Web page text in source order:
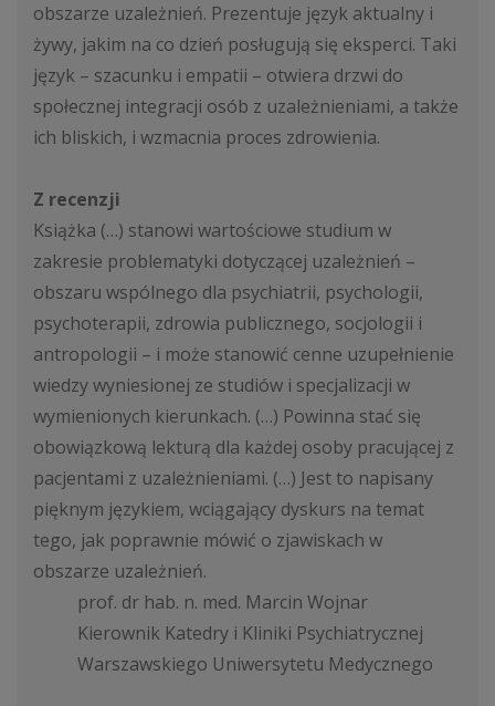
obszarze uzależnień. Prezentuje język aktualny i
żywy, jakim na co dzień posługują się eksperci. Taki
język – szacunku i empatii – otwiera drzwi do
społecznej integracji osób z uzależnieniami, a także
ich bliskich, i wzmacnia proces zdrowienia.
Z recenzji
Książka (…) stanowi wartościowe studium w
zakresie problematyki dotyczącej uzależnień –
obszaru wspólnego dla psychiatrii, psychologii,
psychoterapii, zdrowia publicznego, socjologii i
antropologii – i może stanowić cenne uzupełnienie
wiedzy wyniesionej ze studiów i specjalizacji w
wymienionych kierunkach. (…) Powinna stać się
obowiązkową lekturą dla każdej osoby pracującej z
pacjentami z uzależnieniami. (…) Jest to napisany
pięknym językiem, wciągający dyskurs na temat
tego, jak poprawnie mówić o zjawiskach w
obszarze uzależnień.
prof. dr hab. n. med. Marcin Wojnar
Kierownik Katedry i Kliniki Psychiatrycznej
Warszawskiego Uniwersytetu Medycznego